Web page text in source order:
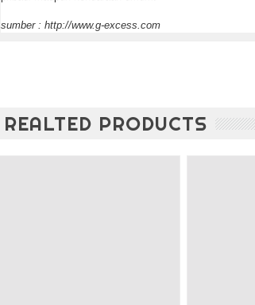
sumber : http://www.g-excess.com
REALTED PRODUCTS